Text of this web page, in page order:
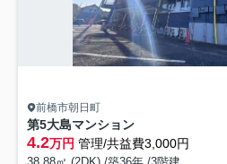
前橋市朝日町
第5大島マンション
4.2万円 管理/共益費3,000円